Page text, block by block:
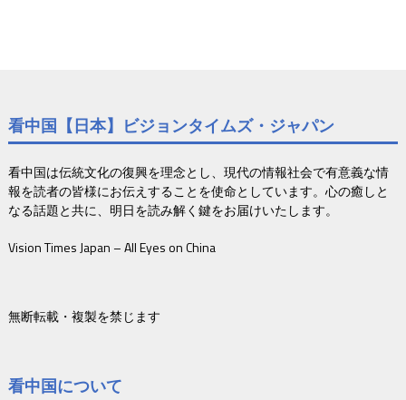
看中国【日本】ビジョンタイムズ・ジャパン
看中国は伝統文化の復興を理念とし、現代の情報社会で有意義な情
報を読者の皆様にお伝えすることを使命としています。心の癒しと
なる話題と共に、明日を読み解く鍵をお届けいたします。
Vision Times Japan – All Eyes on China
無断転載・複製を禁じます
看中国について